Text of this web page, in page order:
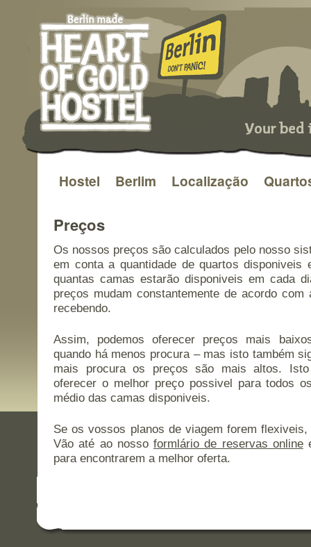
Saltar
o
conteúdo
Hostel Berlim Localização
Preços
Os nossos preços são calculados pelo nosso
em conta a quantidade de quartos disponiveis
quantas camas estarão disponiveis em cada
preços mudam constantemente de acordo
recebendo.
Assim, podemos oferecer preços mais
quando há menos procura – mas isto também
mais procura os preços são mais altos. Isto
oferecer o melhor preço possivel para todos
médio das camas disponiveis.
Se os vossos planos de viagem forem flexiveis,
Vão até ao nosso formlário de reservas online
para encontrarem a melhor oferta.